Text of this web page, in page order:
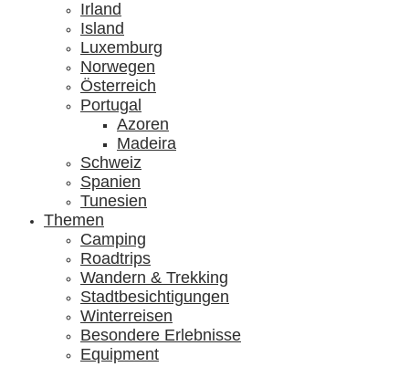
Irland
Island
Luxemburg
Norwegen
Österreich
Portugal
Azoren
Madeira
Schweiz
Spanien
Tunesien
Themen
Camping
Roadtrips
Wandern & Trekking
Stadtbesichtigungen
Winterreisen
Besondere Erlebnisse
Equipment